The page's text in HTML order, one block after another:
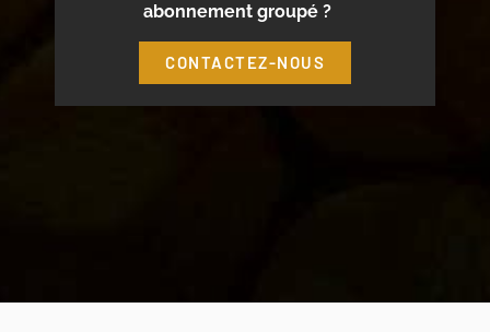
abonnement groupé ?
CONTACTEZ-NOUS